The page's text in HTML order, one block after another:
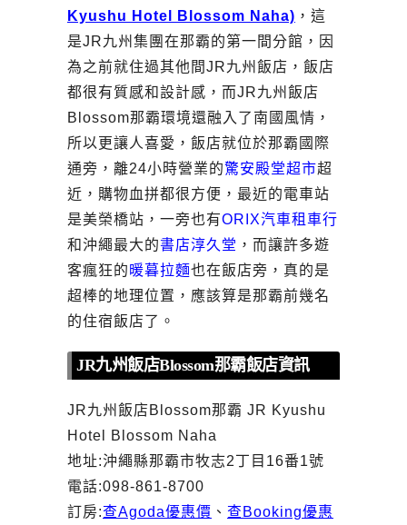
Kyushu Hotel Blossom Naha) ，這
是JR九州集團在那霸的第一間分館，因
為之前就住過其他間JR九州飯店，飯店
都很有質感和設計感，而JR九州飯店
Blossom那霸環境還融入了南國風情，
所以更讓人喜愛，飯店就位於那霸國際
通旁，離24小時營業的驚安殿堂超市超
近，購物血拼都很方便，最近的電車站
是美榮橋站，一旁也有ORIX汽車租車行
和沖繩最大的書店淳久堂 ，而讓許多遊
客瘋狂的 暖暮拉麵也在飯店旁，真的是
超棒的地理位置，應該算是那霸前幾名
的住宿飯店了。
JR九州飯店Blossom那霸飯店資訊
JR九州飯店Blossom那霸 JR Kyushu
Hotel Blossom Naha
地址:沖繩縣那霸市牧志2丁目16番1號
電話:098-861-8700
訂房:查Agoda優惠價 、 查Booking優惠